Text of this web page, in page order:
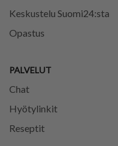
Keskustelu Suomi24:sta
Opastus
PALVELUT
Chat
Hyötylinkit
Reseptit